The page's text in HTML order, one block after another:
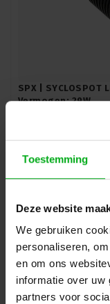
Toestemming
Deze website
We gebruiken
personaliseren,
en om ons
informatie over uw
partners voor
SPX |
Vermogen: 29W